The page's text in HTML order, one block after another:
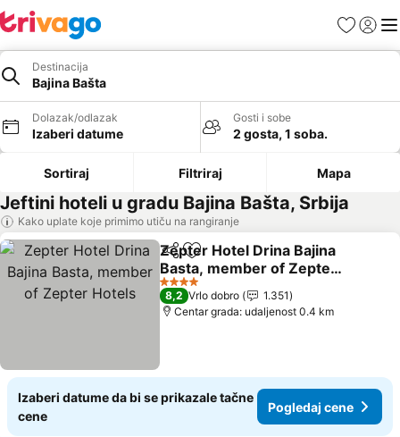
FavoritiPrijavi
Destinacija
Bajina Bašta
Dolazak/odlazak
Izaberi datume
Gosti i sobe
2 gosta, 1 soba.
Sortiraj Filtriraj Mapa
Jeftini hoteli u gradu Bajina Bašta, Srbija
Kako uplate koje primimo utiču na rangiranje
Deli Dodati u favorite
Zepter Hotel Drina Bajina
Basta, member of Zepter
Hotels
Pogledaj cene
4 Zvezdice
8,2 Vrlo dobro
1.351
Centar grada: udaljenost 0.4 km
Izaberi datume da bi se prikazale tačne
cene
Pogledaj cene